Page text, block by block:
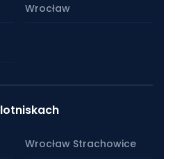
Wrocław
Wrocław Strachowice